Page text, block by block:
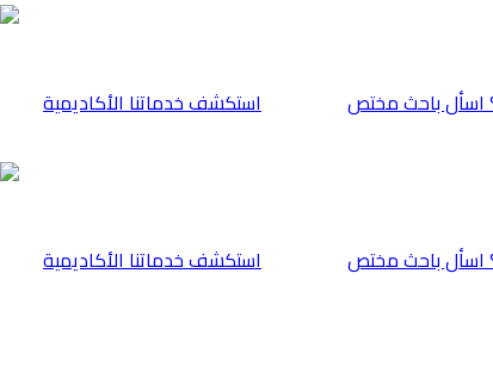
⁠استكشف خدماتنا الأكاديمية اسأل باحث مختص
⁠استكشف خدماتنا الأكاديمية اسأل باحث مختص